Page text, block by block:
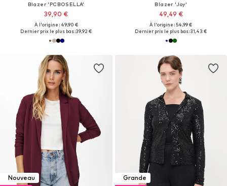
Blazer 'PCBOSELLA'
39,90 €
À l'origine : 49,90 €
Dernier prix le plus bas :39,92 €
Blazer 'Joy'
49,49 €
À l'origine : 54,99 €
Dernier prix le plus bas :31,43 €
Nouveau Grande